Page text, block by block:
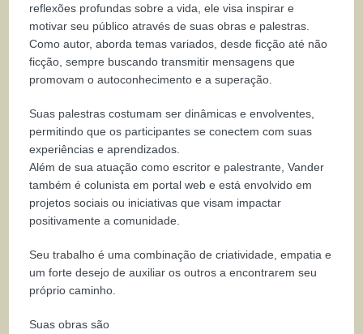
reflexões profundas sobre a vida, ele visa inspirar e
motivar seu público através de suas obras e palestras.
Como autor, aborda temas variados, desde ficção até não
ficção, sempre buscando transmitir mensagens que
promovam o autoconhecimento e a superação.
Suas palestras costumam ser dinâmicas e envolventes,
permitindo que os participantes se conectem com suas
experiências e aprendizados.
Além de sua atuação como escritor e palestrante, Vander
também é colunista em portal web e está envolvido em
projetos sociais ou iniciativas que visam impactar
positivamente a comunidade.
Seu trabalho é uma combinação de criatividade, empatia e
um forte desejo de auxiliar os outros a encontrarem seu
próprio caminho.
Suas obras são